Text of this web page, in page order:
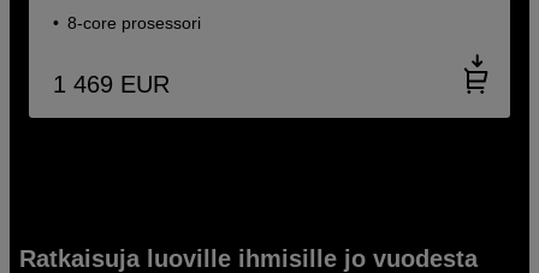
8-core prosessori
1 469 EUR
Ratkaisuja luoville ihmisille jo vuodesta